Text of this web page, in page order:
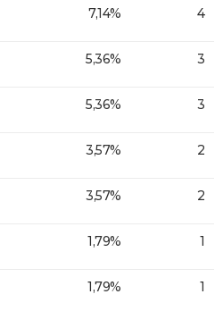
7,14% 4
5,36% 3
5,36% 3
3,57% 2
3,57% 2
1,79% 1
1,79% 1